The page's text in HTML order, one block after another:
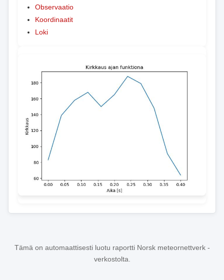
Observaatio
Koordinaatit
Loki
Tämä on automaattisesti luotu raportti Norsk meteornettverk -
verkostolta.